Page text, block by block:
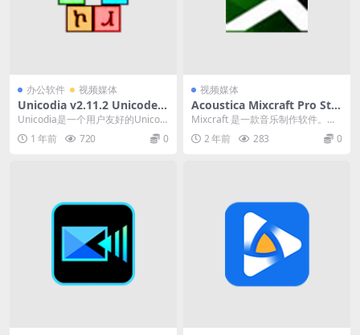
办公软件 视频媒体
Unicodia v2.11.2 Unicode字
符查询工具绿色版
Unicodia是一个用户友好的Unicod
e字符工具，支持各类字符的查找和
管理...1 年前 720 0
视频媒体
Acoustica Mixcraft Pro Stu
dio（音乐制作软件）v9 9.0
中文破解便携式版
Mixcraft 是一款音乐制作软件。由
音乐家为音乐家创建，其易用性和
原始功能在...
2 年前 283 0